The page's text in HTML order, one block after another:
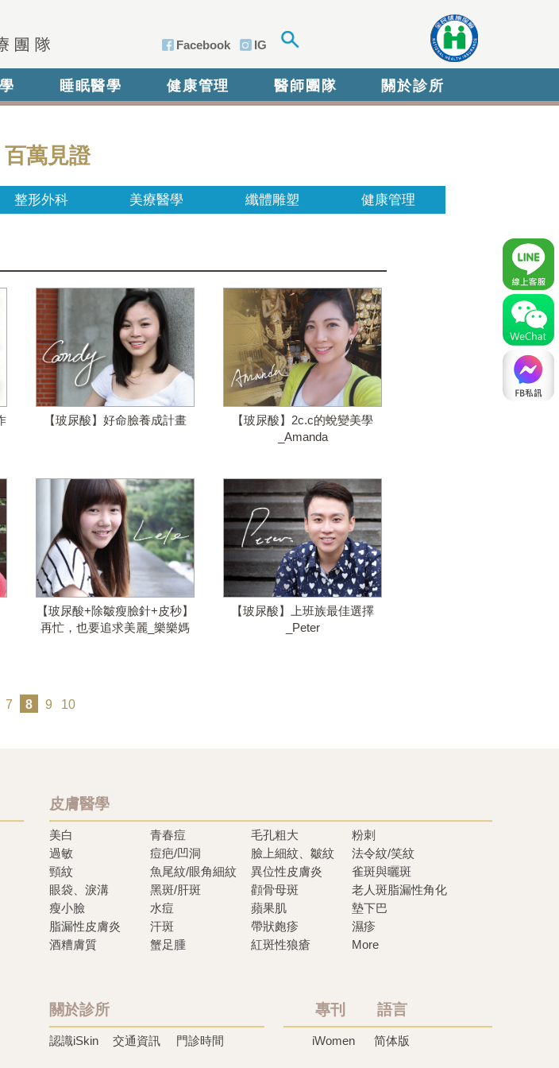
Facebook IG
睡眠醫學 健康管理 醫師團隊 關於診所
百萬見證
整形外科 美療醫學 纖體雕塑 健康管理
【玻尿酸】好命臉養成計畫
【玻尿酸】2c.c的蛻變美學
_Amanda
【玻尿酸+除皺瘦臉針+皮秒】
再忙，也要追求美麗_樂樂媽
【玻尿酸】上班族最佳選擇
_Peter
7 8 9 10
皮膚醫學
美白 青春痘 毛孔粗大
粉刺
過敏
痘疤/凹洞 臉上細紋、皺紋
法令紋/笑紋
頸紋
魚尾紋/眼角細紋 異位性皮膚炎
雀斑與曬斑
眼袋、淚溝
黑斑/肝斑 顴骨母斑
老人斑脂漏性角化
瘦小臉
水痘 蘋果肌
墊下巴
脂漏性皮膚炎
汗斑 帶狀皰疹
濕疹
酒糟膚質
蟹足腫 紅斑性狼瘡 More
關於診所
認識iSkin 交通資訊 門診時間
專刊 語言
iWomen 简体版